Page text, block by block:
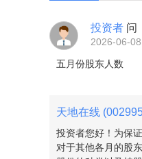
投资者 问
2026-06-
五月份股东人数
天地在线
投资者您好！为保
对于其他各月的股